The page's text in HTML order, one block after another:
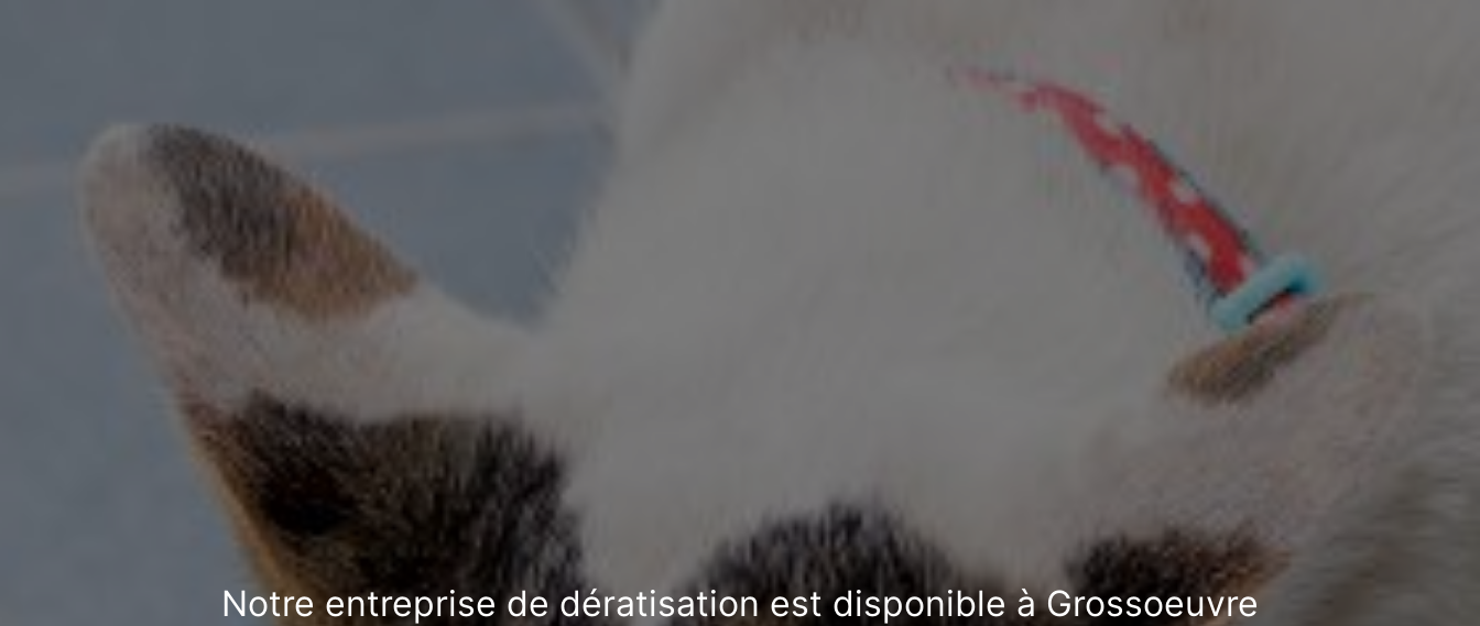
Notre entreprise de dératisation est disponible à Grossoeuvre